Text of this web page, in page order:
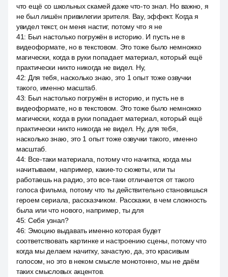
что ещё со школьных скамей даже что-то знал. Но важно, я
не был лишён привилегии зрителя. Вау, эффект. Когда я
увидел текст, он меня настиг, потому что я не
41: Был настолько погружён в историю. И пусть не в
видеоформате, но в текстовом. Это тоже было немножко
магически, когда в руки попадает материал, который ещё
практически никто никогда не видел. Ну,
42: Для тебя, насколько знаю, это 1 опыт тоже озвучки
такого, именно масштаб.
43: Был настолько погружён в историю, и пусть не в
видеоформате, но в текстовом. Это тоже было немножко
магически, когда в руки попадает материал, который ещё
практически никто никогда не видел. Ну, для тебя,
насколько знаю, это 1 опыт тоже озвучки такого, именно
масштаб.
44: Все-таки материала, потому что начитка, когда мы
начитываем, например, какие-то сюжеты, или ты
работаешь на радио, это все-таки отличается от такого
голоса фильма, потому что ты действительно становишься
героем сериала, рассказчиком. Расскажи, в чем сложность
была или что нового, например, ты для
45: Себя узнал?
46: Эмоцию выдавать именно которая будет
соответствовать картинке и настроению сцены, потому что
когда мы делаем начитку, зачастую, да, это красивым
голосом, но это в неком смысле монотонно, мы не даём
таких смысловых акцентов.